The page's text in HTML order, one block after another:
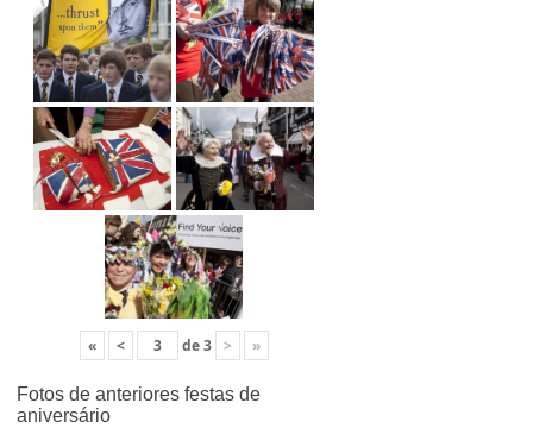
« < de3 > »
Fotos de anteriores festas de
aniversário